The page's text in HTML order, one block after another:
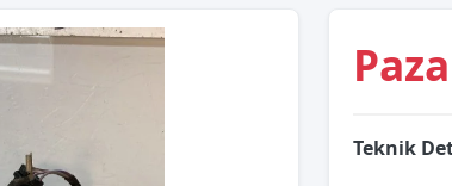
Teknik